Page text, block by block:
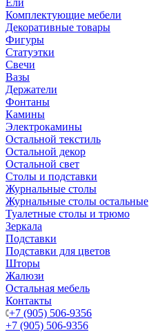
Ели
Комплектующие мебели
Декоративные товары
Фигуры
Статуэтки
Свечи
Вазы
Держатели
Фонтаны
Камины
Электрокамины
Остальной текстиль
Остальной декор
Остальной свет
Столы и подставки
Журнальные столы
Журнальные столы остальные
Туалетные столы и трюмо
Зеркала
Подставки
Подставки для цветов
Шторы
Жалюзи
Остальная мебель
Контакты
+7 (905) 506-9356
+7 (905) 506-9356